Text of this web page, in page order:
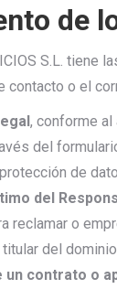
de
S.L.
contacto o el
, conforme
del
de
del
reclamar o
del
un contrato o